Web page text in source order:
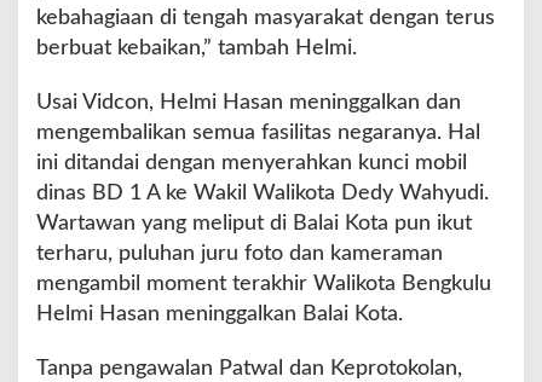
kebahagiaan di tengah masyarakat dengan terus
berbuat kebaikan,” tambah Helmi.
Usai Vidcon, Helmi Hasan meninggalkan dan
mengembalikan semua fasilitas negaranya. Hal
ini ditandai dengan menyerahkan kunci mobil
dinas BD 1 A ke Wakil Walikota Dedy Wahyudi.
Wartawan yang meliput di Balai Kota pun ikut
terharu, puluhan juru foto dan kameraman
mengambil moment terakhir Walikota Bengkulu
Helmi Hasan meninggalkan Balai Kota.
Tanpa pengawalan Patwal dan Keprotokolan,